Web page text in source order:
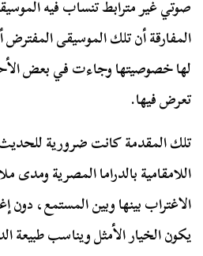
صوتي غير مترابط تنساب فيه
المفارقة أن تلك الموسيقى المفترض
لها خصوصيتها وجاءت في بعض
تعرض فيها.
تلك المقدمة كانت ضرورية
اللامقامية بالدراما المصرية ومدى
الاغتراب بينها وبين المستمع، دون
يكون الخيار الأمثل ويناسب طبيعة